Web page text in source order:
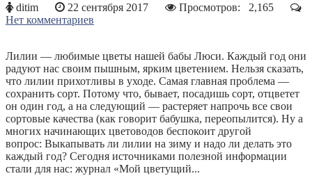
ditim 22 сентября 2017 Просмотров: 2,165
Нет комментариев
Лилии — любимые цветы нашей бабы Люси. Каждый год они
радуют нас своим пышным, ярким цветением. Нельзя сказать,
что лилии прихотливы в уходе. Самая главная проблема —
сохранить сорт. Потому что, бывает, посадишь сорт, отцветет
он один год, а на следующий — растеряет напрочь все свои
сортовые качества (как говорит бабушка, переопылится). Ну а
многих начинающих цветоводов беспокоит другой
вопрос: Выкапывать ли лилии на зиму и надо ли делать это
каждый год? Сегодня источниками полезной информации
стали для нас: журнал «Мой цветущий...